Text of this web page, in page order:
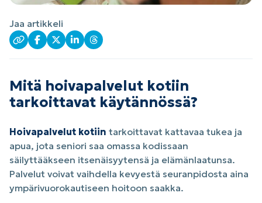
Jaa artikkeli
Mitä hoivapalvelut kotiin
tarkoittavat käytännössä?
Hoivapalvelut kotiin tarkoittavat kattavaa tukea ja
apua, jota seniori saa omassa kodissaan
säilyttääkseen itsenäisyytensä ja elämänlaatunsa.
Palvelut voivat vaihdella kevyestä seuranpidosta aina
ympärivuorokautiseen hoitoon saakka.